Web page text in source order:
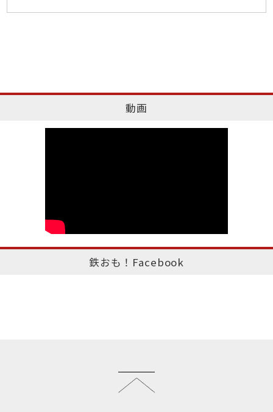
動画
鉄おも！Facebook